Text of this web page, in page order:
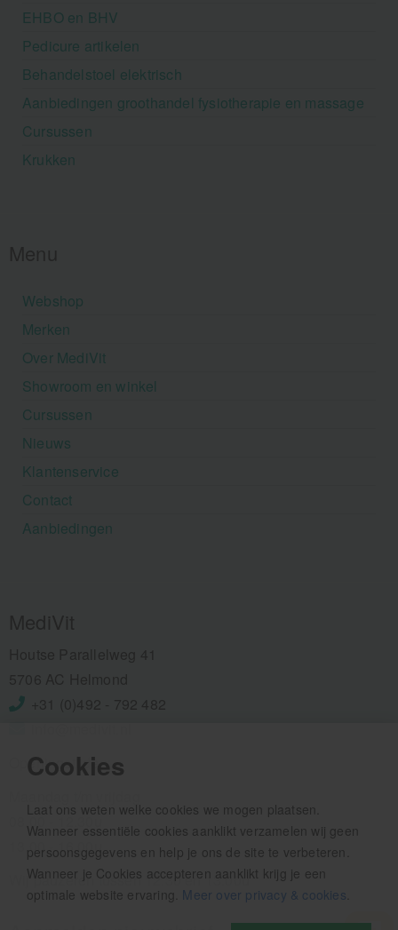
Cookies
Laat ons weten welke cookies we mogen plaatsen.
Wanneer essentiële cookies aanklikt verzamelen wij geen
persoonsgegevens en help je ons de site te verbeteren.
Wanneer je Cookies accepteren aanklikt krijg je een
optimale website ervaring. Meer over privacy & cookies
EHBO en BHV
Pedicure artikelen
Behandelstoel elektrisch
Aanbiedingen groothandel fysiotherapie en massage
Cursussen
Krukken
Webshop
Merken
Over MediVit
Showroom en winkel
Cursussen
Nieuws
Klantenservice
Contact
Aanbiedingen
Openingstijden:
08.00 - 12.30u
13.00 - 16.00u
Wij pauzeren tussen 12.30 en 13.00u